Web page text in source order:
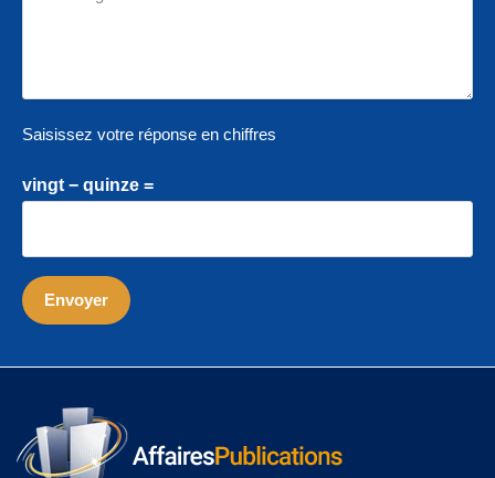
Saisissez votre réponse en chiffres
vingt − quinze =